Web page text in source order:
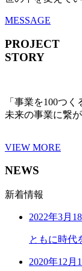
MESSAGE
PROJECT
STORY
「事業を100つ
未来の事業に繋
VIEW MORE
NEWS
新着情報
2022年3月
ともに時代
2020年12月